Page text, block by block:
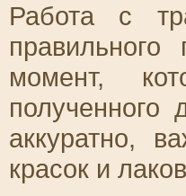
Работа с
момент,
аккуратно,
красок и